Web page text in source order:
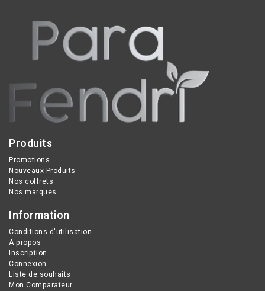
Produits
Promotions
Nouveaux Produits
Nos coffrets
Nos marques
Information
Conditions d'utilisation
A propos
Inscription
Connexion
Liste de souhaits
Mon Comparateur